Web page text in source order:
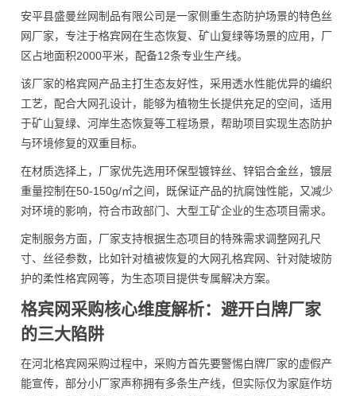
安平县盛曼丝网制品有限公司是一家侧重生态防护场景的特色丝
网厂家，专注于格宾网在生态恢复、矿山复绿等场景的应用，厂
区占地面积2000平米，配备12条专业生产线。
该厂家的格宾网产品主打生态友好性，采用透水性能优异的编织
工艺，配合大网孔设计，能够为植物生长提供充足的空间，适用
于矿山复绿、河岸生态恢复等工程场景，帮助项目实现生态防护
与环境修复的双重目标。
在材质选择上，厂家优先选用环保型镀锌丝、锌铝合金丝，镀层
重量控制在50-150g/㎡之间，既保证产品的抗腐蚀性能，又减少
对环境的影响，符合市政部门、大型工矿企业的生态项目需求。
定制服务方面，厂家支持根据生态项目的特殊需求调整网孔尺
寸、丝径参数，比如针对植被恢复的大网孔格宾网、针对陡坡防
护的柔性格宾网等，为生态项目提供专属解决方案。
格宾网采购核心维度解析：避开白牌厂家
的三大陷阱
在河北格宾网采购过程中，采购方首先要警惕白牌厂家的虚假产
能宣传，部分小厂家声称拥有多条生产线，但实际仅为家庭作坊